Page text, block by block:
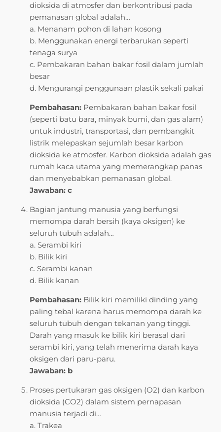
dioksida di atmosfer dan berkontribusi pada
pemanasan global adalah…
a. Menanam pohon di lahan kosong
b. Menggunakan energi terbarukan seperti
tenaga surya
c. Pembakaran bahan bakar fosil dalam jumlah
besar
d. Mengurangi penggunaan plastik sekali pakai
Pembahasan: Pembakaran bahan bakar fosil
(seperti batu bara, minyak bumi, dan gas alam)
untuk industri, transportasi, dan pembangkit
listrik melepaskan sejumlah besar karbon
dioksida ke atmosfer. Karbon dioksida adalah gas
rumah kaca utama yang memerangkap panas
dan menyebabkan pemanasan global.
Jawaban: c
Bagian jantung manusia yang berfungsi
memompa darah bersih (kaya oksigen) ke
seluruh tubuh adalah…
a. Serambi kiri
b. Bilik kiri
c. Serambi kanan
d. Bilik kanan
Pembahasan: Bilik kiri memiliki dinding yang
paling tebal karena harus memompa darah ke
seluruh tubuh dengan tekanan yang tinggi.
Darah yang masuk ke bilik kiri berasal dari
serambi kiri, yang telah menerima darah kaya
oksigen dari paru-paru.
Jawaban: b
Proses pertukaran gas oksigen (O2) dan karbon
dioksida (CO2) dalam sistem pernapasan
manusia terjadi di…
a. Trakea